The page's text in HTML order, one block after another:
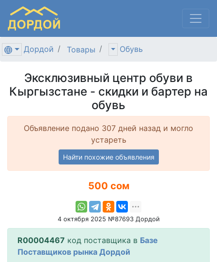
Дордой Товары Обувь
Эксклюзивный центр обуви в
Кыргызстане - скидки и бартер на
обувь
Объявление подано 307 дней назад и могло
устареть
Найти похожие объявления
500 сом
4 октября 2025 №87693 Дордой
R00004467 код поставщика в Базе
Поставщиков рынка Дордой